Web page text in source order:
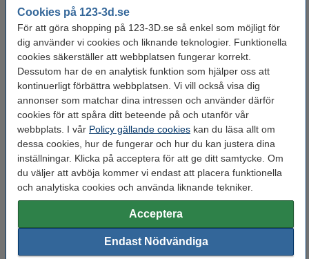
Cookies på 123-3d.se
För att göra shopping på 123-3D.se så enkel som möjligt för
dig använder vi cookies och liknande teknologier. Funktionella
cookies säkerställer att webbplatsen fungerar korrekt.
Dessutom har de en analytisk funktion som hjälper oss att
kontinuerligt förbättra webbplatsen. Vi vill också visa dig
annonser som matchar dina intressen och använder därför
cookies för att spåra ditt beteende på och utanför vår
webbplats. I vår Policy gällande cookies kan du läsa allt om
dessa cookies, hur de fungerar och hur du kan justera dina
inställningar. Klicka på acceptera för att ge ditt samtycke. Om
du väljer att avböja kommer vi endast att placera funktionella
och analytiska cookies och använda liknande tekniker.
Acceptera
Endast Nödvändiga
Färg:
Heated bed temp: 90 - 110 °C
Längd: 150 m
Material: ABS
Max avvikelse: ± 0,10 mm
Nozzle
temperaturområde:
230 - 255 °C
Ral färg nr.: RAL 1016
Spolens bredd: 8,0 cm
Spolens inre diameter: Ø 5,5 cm
REAL